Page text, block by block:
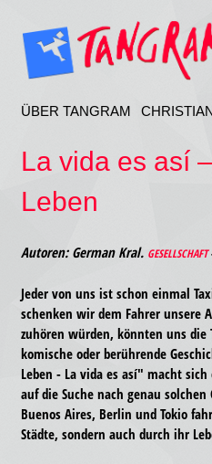
ÜBER TANGRAM
La vida es así
Leben
Autoren: German Kral. GESELLSCHAFT
Jeder von uns ist schon einmal
schenken wir dem Fahrer unsere
zuhören würden, könnten uns die
komische oder berührende
Leben - La vida es así" macht
auf die Suche nach genau
Buenos Aires, Berlin und Tokio
Städte, sondern auch durch ihr